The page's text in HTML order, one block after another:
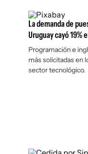
Café y
Economía y
Agro
Brand Studio
La demanda de
Uruguay cayó 19%
Programación e
más solicitadas en
sector tecnológico.